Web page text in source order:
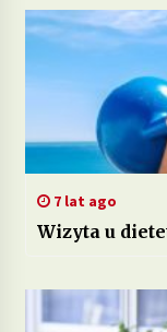
7 lat ago
Wizyta u